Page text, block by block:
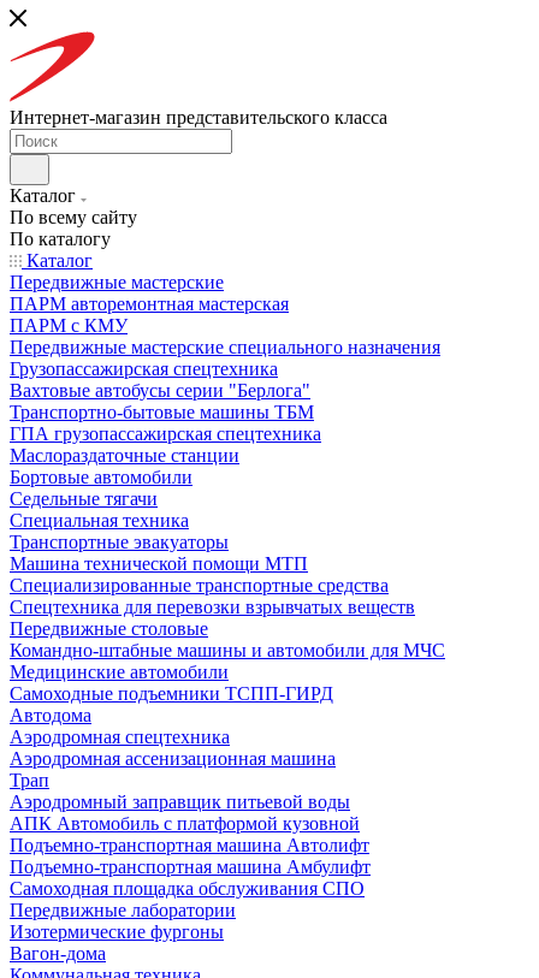
Интернет-магазин представительского класса
Каталог
По всему сайту
По каталогу
Каталог
Передвижные мастерские
ПАРМ авторемонтная мастерская
ПАРМ с КМУ
Передвижные мастерские специального назначения
Грузопассажирская спецтехника
Вахтовые автобусы серии "Берлога"
Транспортно-бытовые машины ТБМ
ГПА грузопассажирская спецтехника
Маслораздаточные станции
Бортовые автомобили
Седельные тягачи
Специальная техника
Транспортные эвакуаторы
Машина технической помощи МТП
Специализированные транспортные средства
Спецтехника для перевозки взрывчатых веществ
Передвижные столовые
Командно-штабные машины и автомобили для МЧС
Медицинские автомобили
Самоходные подъемники ТСПП-ГИРД
Автодома
Аэродромная спецтехника
Аэродромная ассенизационная машина
Трап
Аэродромный заправщик питьевой воды
АПК Автомобиль с платформой кузовной
Подъемно-транспортная машина Автолифт
Подъемно-транспортная машина Амбулифт
Самоходная площадка обслуживания СПО
Передвижные лаборатории
Изотермические фургоны
Вагон-дома